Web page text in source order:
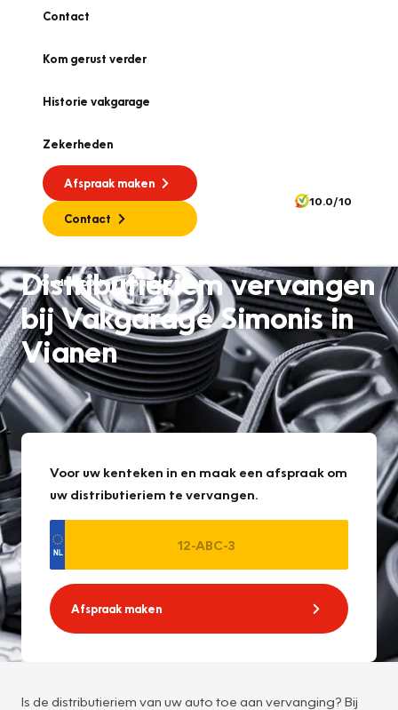
Contact
Kom gerust verder
Historie vakgarage
Zekerheden
Afspraak maken
Contact
10.0/10
Onderhoud en reparatie
Distributieriem vervangen
bij Vakgarage Simonis in
Vianen
Voor uw kenteken in en maak een afspraak om
uw distributieriem te vervangen.
Afspraak maken
Is de distributieriem van uw auto toe aan vervanging? Bij